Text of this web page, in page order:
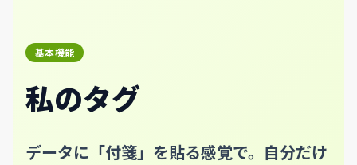
基本機能
私のタグ
データに「付箋」を貼る感覚で。 自分だけ